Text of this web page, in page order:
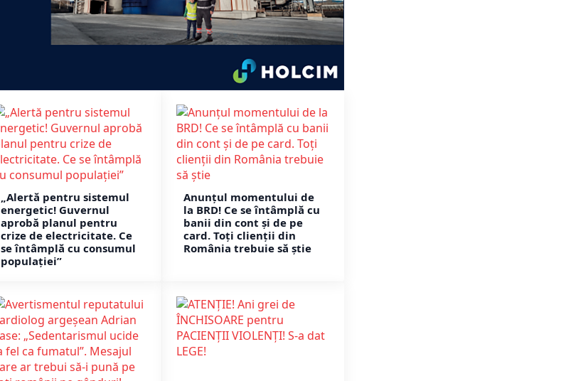
„Alertă pentru sistemul
energetic! Guvernul
aprobă planul pentru
crize de electricitate. Ce
se întâmplă cu consumul
populației”
Anunțul momentului de
la BRD! Ce se întâmplă cu
banii din cont și de pe
card. Toți clienții din
România trebuie să știe